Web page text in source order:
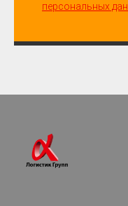
персональных